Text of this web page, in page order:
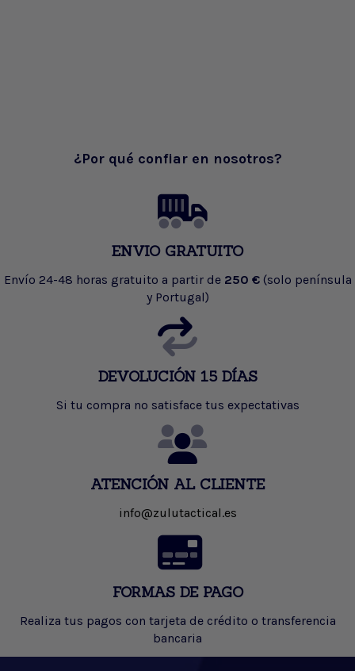
¿Por qué confiar en nosotros?
ENVIO GRATUITO
Envío 24-48 horas gratuito a partir de 250 € (solo península
y Portugal)
DEVOLUCIÓN 15 DÍAS
Si tu compra no satisface tus expectativas
ATENCIÓN AL CLIENTE
info@zulutactical.es
FORMAS DE PAGO
Realiza tus pagos con tarjeta de crédito o transferencia
bancaria